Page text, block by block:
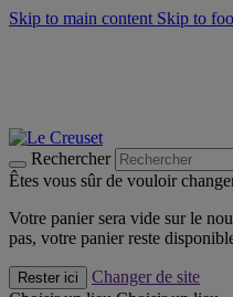
Skip to main content Skip to
Rechercher
Êtes vous sûr de vouloir
Votre panier sera vide sur le
pas, votre panier reste
Rester ici
Changer de site